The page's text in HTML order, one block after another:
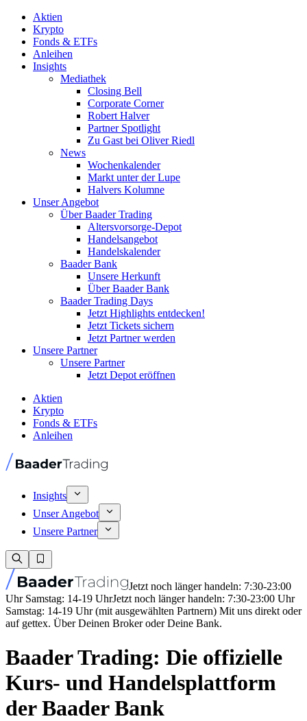
Aktien
Krypto
Fonds & ETFs
Anleihen
Insights
Mediathek
Closing Bell
Corporate Corner
Robert Halver
Partner Spotlight
Zu Gast bei Oliver Riedl
News
Wochenkalender
Markt unter der Lupe
Halvers Kolumne
Unser Angebot
Über Baader Trading
Altersvorsorge-Depot
Handelsangebot
Handelskalender
Baader Bank
Unsere Herkunft
Über Baader Bank
Baader Trading Days
Jetzt Highlights entdecken!
Jetzt Tickets sichern
Jetzt Partner werden
Unsere Partner
Unsere Partner
Jetzt Depot eröffnen
Aktien
Krypto
Fonds & ETFs
Anleihen
Insights
Unser Angebot
Unsere Partner
Jetzt noch länger handeln: 7:30-23:00
Uhr Samstag: 14-19 UhrJetzt noch länger handeln: 7:30-23:00 Uhr
Samstag: 14-19 Uhr (mit ausgewählten Partnern) Mit uns direkt oder
auf gettex. Über Deinen Broker oder Deine Bank.
Baader Trading: Die offizielle
Kurs- und Handelsplattform
der Baader Bank